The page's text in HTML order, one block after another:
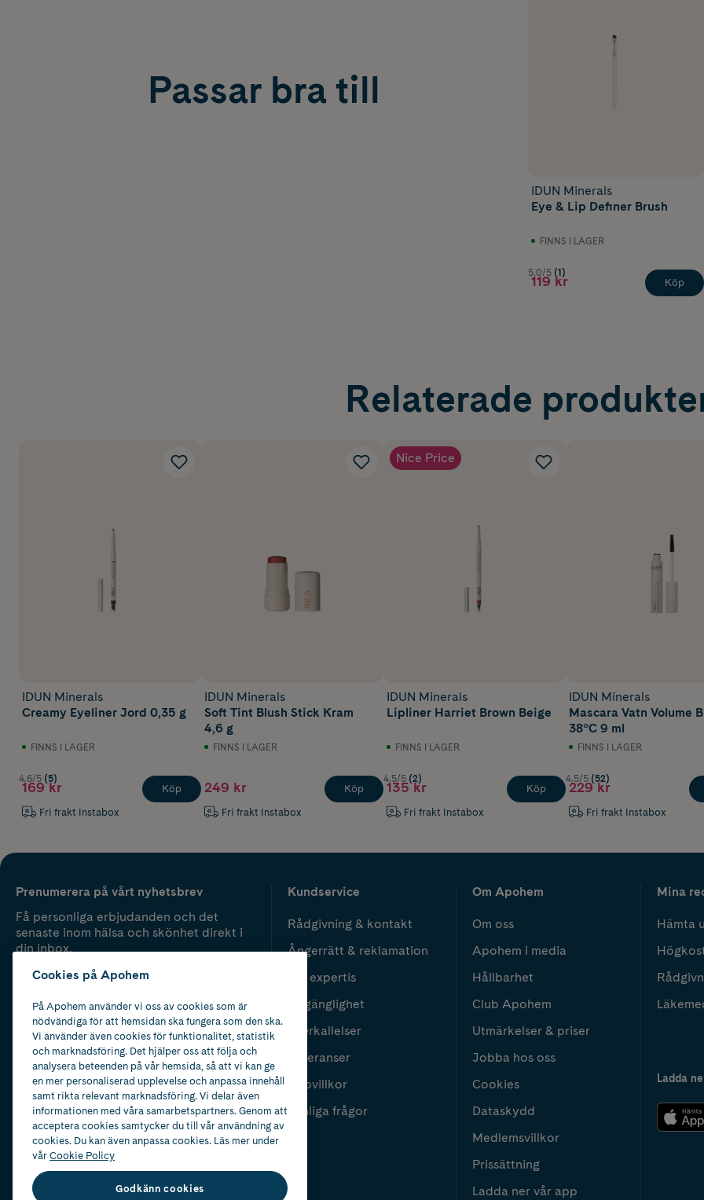
Passar bra till
IDUN Minerals
Eye & Lip Definer Brush
FINNS I LAGER
5.0/5 (1)
119 kr Köp
Relaterade
IDUN Minerals
Creamy Eyeliner Jord 0,35 g
FINNS I LAGER
4.6/5 (5)
169 kr
Fri frakt Instabox
Köp
IDUN Minerals
Soft Tint Blush Stick Kram
4,6 g
FINNS I LAGER
249 kr
Fri frakt Instabox
Köp
Nice Price
IDUN Minerals
Lipliner Harriet Brown Beige
FINNS I LAGER
4.5/5 (2)
135 kr
Fri frakt Instabox
Köp
IDUN Minerals
Mascara Vatn Volume
38°C 9 ml
FINNS I LAGER
4.5/5 (52)
229 kr
Fri frakt Instabox
Prenumerera på vårt nyhetsbrev
Få personliga erbjudanden och det
senaste inom hälsa och skönhet direkt i
din inbox.
Kundservice
Rådgivning & kontakt
Ångerrätt & reklamation
Vår expertis
Tillgänglighet
Återkallelser
Leveranser
Köpvillkor
Vanliga frågor
Om Apohem
Om oss
Apohem i media
Hållbarhet
Club Apohem
Utmärkelser & priser
Jobba hos oss
Cookies
Dataskydd
Medlemsvillkor
Prissättning
Ladda ner vår app
Mina
Hämta
Ladda
Cookies på Apohem
På Apohem använder vi oss av cookies som är
nödvändiga för att hemsidan ska fungera som den ska.
Vi använder även cookies för funktionalitet, statistik
och marknadsföring. Det hjälper oss att följa och
analysera beteenden på vår hemsida, så att vi kan ge
en mer personaliserad upplevelse och anpassa innehåll
samt rikta relevant marknadsföring. Vi delar även
informationen med våra samarbetspartners. Genom att
acceptera cookies samtycker du till vår användning av
cookies. Du kan även anpassa cookies. Läs mer under
vårCookie Policy
Godkänn cookies